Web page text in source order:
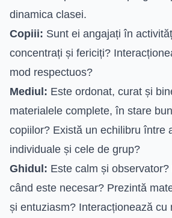
dinamica clasei.
Copiii: Sunt ei angajați în
concentrați și fericiți?
mod respectuos?
Mediul: Este ordonat, curat și
materialele complete, în stare
copiilor? Există un echilibru între
individuale și cele de grup?
Ghidul: Este calm și
când este necesar? Prezintă
și entuziasm? Interacționează cu